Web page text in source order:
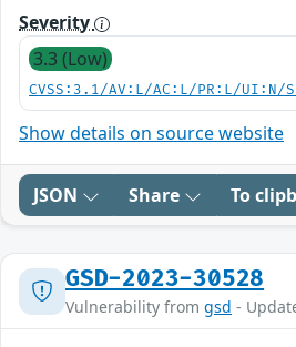
Severity
3.3 (Low)
CVSS:3.1/AV:L/AC:L/PR:L/
Show details on source website
JSON Share To
GSD-2023-30528
Vulnerability from gsd -